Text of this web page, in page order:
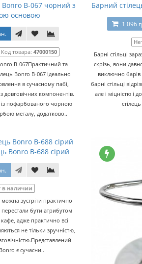
Bonro B-067 чорний з
основою
Код товара: 47000150
B-067Практичний та
Bonro B-067 ідеально
в сучасному пабі,
довговічних компонентів.
пофарбованого чорною
металу, додатково..
Барний
1 096
Барні стільці
скрізь, вони
виключно барів
барні стільці
але і міцністю і
Bonro B-688 сірий
в наличии
можна зустріти практично
бути атрибутом
адже практично всі
не тільки зручністю,
є сучасни..